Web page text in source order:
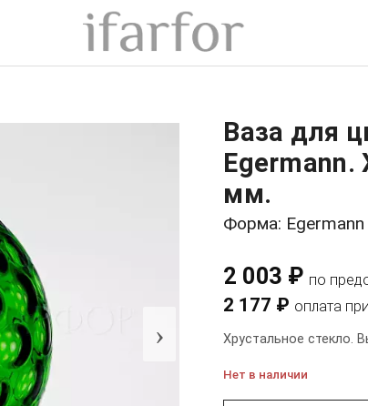
›
Ваза для
Egermann.
мм.
Форма: Egermann
2 003 ₽ по
2 177 ₽ оплата
Хрустальное стекло.
Нет в наличии